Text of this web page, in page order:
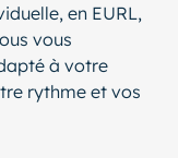
en EURL,
vous
à votre
rythme et vos